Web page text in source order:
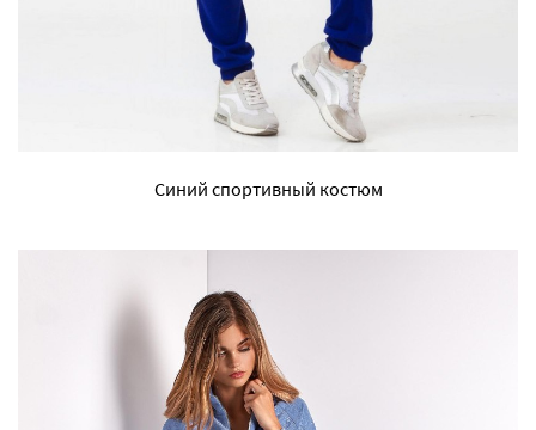
Синий спортивный костюм